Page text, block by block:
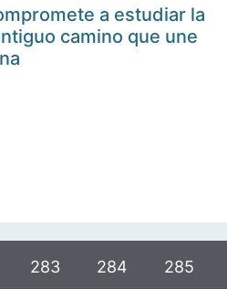
a estudiar la
camino que une
283 284 285